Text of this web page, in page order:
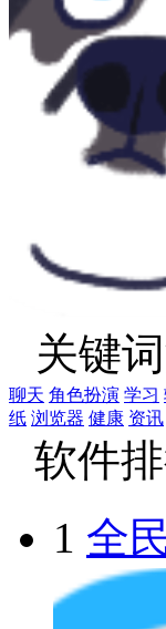
关键
聊天 角色扮演 学习
纸 浏览器 健康 资讯
软件
1 全